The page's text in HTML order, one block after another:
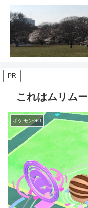
PR
これはムリムー
ポケモンGO